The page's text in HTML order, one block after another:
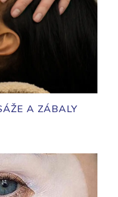
A ZÁBALY